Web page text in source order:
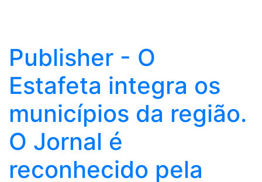
Publisher - O
Estafeta integra os
municípios da região.
O Jornal é
reconhecido pela